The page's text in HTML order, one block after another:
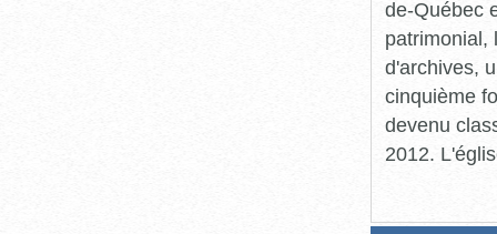
de-Québec
patrimonial,
d'archives,
cinquième
devenu
2012.